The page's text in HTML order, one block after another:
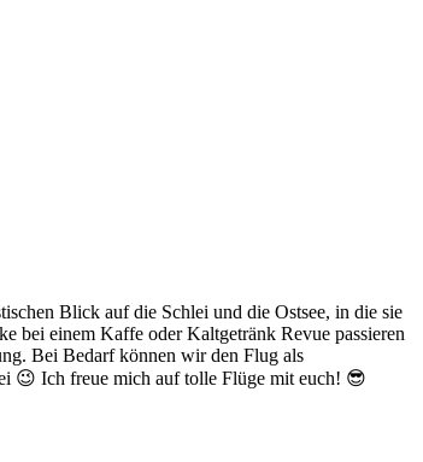
Blick auf die Schlei und die Ostsee, in die sie
bei einem Kaffe oder Kaltgetränk Revue passieren
Bei Bedarf können wir den Flug als
😉 Ich freue mich auf tolle Flüge mit euch! 😎